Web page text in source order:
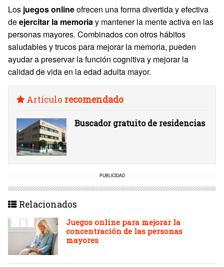
Los juegos onlineofrecen una forma divertida y efectiva
deejercitar la memoria y mantener la mente activa en las
personas mayores. Combinados con otros hábitos
saludables y trucos para mejorar la memoria, pueden
ayudar a preservar la función cognitiva y mejorar la
calidad de vida en la edad adulta mayor.
Artículo recomendado
Buscador gratuito de residencias
PUBLICIDAD
Relacionados
Juegos online para mejorar la
concentración de las personas
mayores